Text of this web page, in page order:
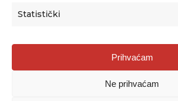
Statistički
Prihvaćam
Ne prihvaćam
Agencija za odgoj i obrazovanje
Donje Svetice 38, 10000 Zagreb
1778129